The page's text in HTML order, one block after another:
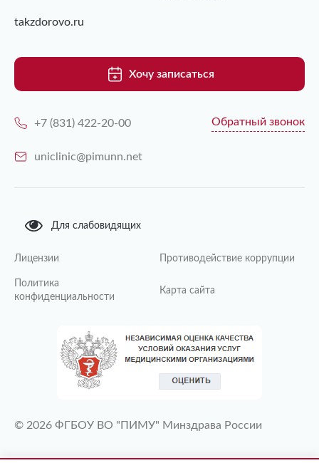
takzdorovo.ru
Хочу записаться
+7 (831) 422-20-00 Обратный звонок
uniclinic@pimunn.net
Для слабовидящих
Лицензии Противодействие коррупции
Политика
конфиденциальности
Карта сайта
© 2026 ФГБОУ ВО "ПИМУ" Минздрава России